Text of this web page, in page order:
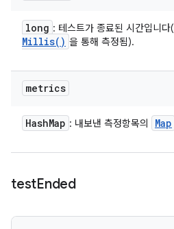
long : 테스트가 종료된 시간입니다(
Millis( ) 을 통해 측정됨).
metrics
HashMap : 내보낸 측정항목의 Map
testEnded